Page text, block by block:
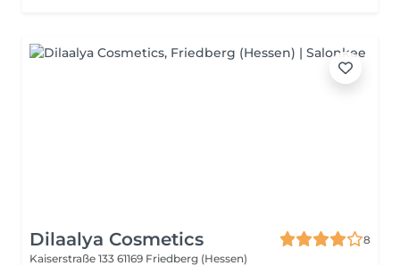
Dilaalya Cosmetics
8
Kaiserstraße 133 61169 Friedberg (Hessen)